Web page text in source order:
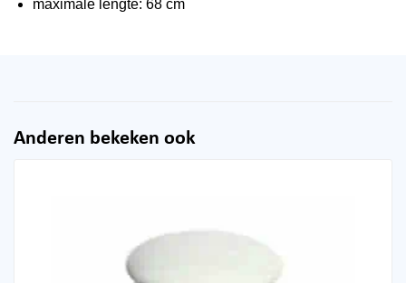
maximale lengte: 68 cm
Anderen bekeken ook